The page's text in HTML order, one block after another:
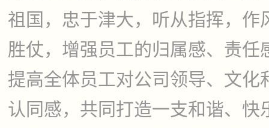
祖国，忠于津大，听从指挥，作
胜仗，增强员工的归属感、责任
提高全体员工对公司领导、文化
认同感，共同打造一支和谐、快